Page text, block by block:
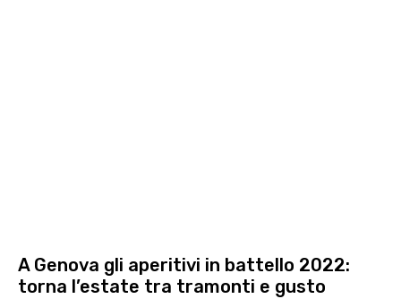
A Genova gli aperitivi in battello 2022:
torna l’estate tra tramonti e gusto